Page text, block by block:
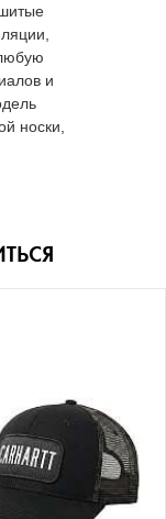
и
носки,